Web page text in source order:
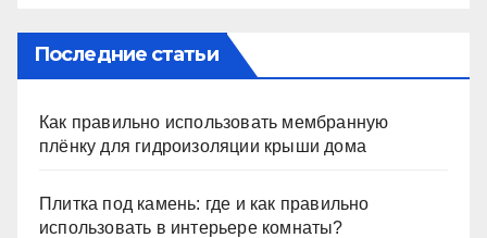
Последние статьи
Как правильно использовать мембранную
плёнку для гидроизоляции крыши дома
Плитка под камень: где и как правильно
использовать в интерьере комнаты?